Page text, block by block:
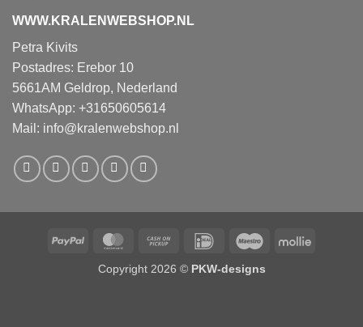
WWW.KRALENWEBSHOP.NL
Petra Kivits
Postadres: Erebor 10
5661AM Geldrop, Nederland
WhatsApp: +31650605614
Mail: info@kralenwebshop.nl
PayPal MasterCardCash
Pickup
IDeal Maestro Mollie
Copyright 2026 © PKW-designs